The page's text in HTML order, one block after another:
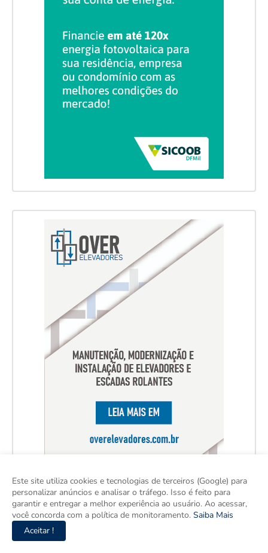
Este site utiliza cookies e tecnologias de terceiros (Google) para
personalizar anúncios e analisar o tráfego. Isso é feito para
garantir e entregar a melhor experiência ao usuário. Ao acessar,
você concorda com a política de monitoramento. Saiba Mais
Aceitar !